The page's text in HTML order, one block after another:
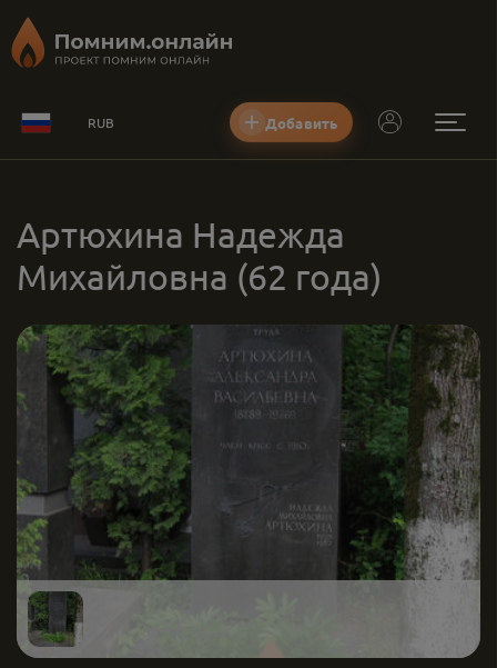
RUB Добавить
Артюхина Надежда
Михайловна (62 года)